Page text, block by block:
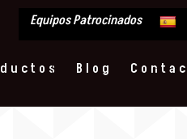
Equipos Patrocinados
Blog